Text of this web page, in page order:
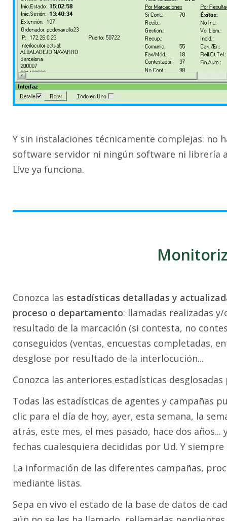
Y sin instalaciones técnicamente complejas: no
software servidor ni ningún software ni librería
L!ve ya funciona.
Conozca las estadísticas detalladas y
proceso o departamento: llamadas realizadas
resultado de la marcación (si contesta, no
conseguidos (ventas, encuestas completadas,
desglose por resultado de la interlocución...
Conozca las anteriores estadísticas
Todas las estadísticas de agentes y campañas
clic para el día de hoy, ayer, esta semana, la
atrás, este mes, el mes pasado, hace dos
fechas cualesquiera decididas por Ud. Y
La información de las diferentes campañas,
mediante listas.
Sepa en vivo el estado de la base de datos de